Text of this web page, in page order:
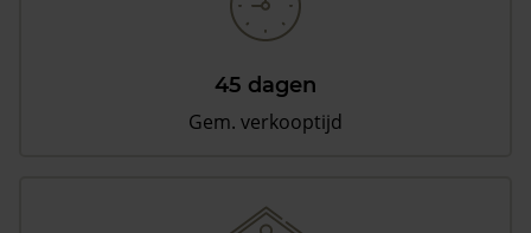
45 dagen
Gem. verkooptijd